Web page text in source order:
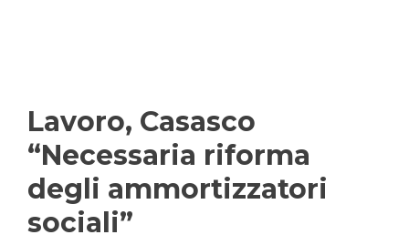
Lavoro, Casasco
“Necessaria riforma
degli ammortizzatori
sociali”